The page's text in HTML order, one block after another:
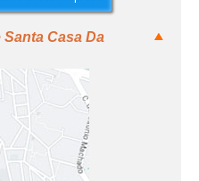
Casa Da